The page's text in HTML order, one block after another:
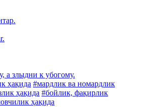
а злыдни к убогому.
ҳақида #мардлик ва номардлик
ҳақида #бойлик, фақирлик
ҳақида